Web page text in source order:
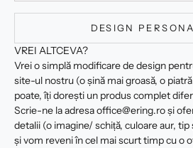
DESIGN
VREI ALTCEVA?
Vrei o simplă modificare de design
site-ul nostru (o șină mai groasă, o
poate, îți dorești un produs complet
Scrie-ne la adresa office@ering.ro și
detalii (o imagine/ schiță, culoare aur,
și vom reveni în cel mai scurt timp cu o